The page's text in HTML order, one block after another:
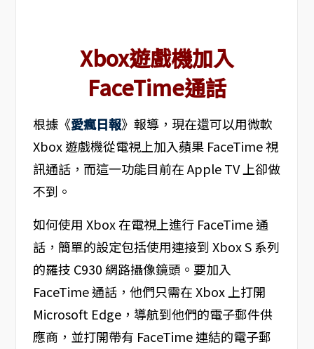
Xbox遊戲機加入
FaceTime通話
根據《愛瘋日報》報導，現在還可以用微軟
Xbox 遊戲機從電視上加入蘋果 FaceTime 視
訊通話，而這一功能目前在 Apple TV 上卻做
不到。
如何使用 Xbox 在電視上進行 FaceTime 通
話，簡單的設定包括使用連接到 Xbox S 系列
的羅技 C930 網路攝像鏡頭。要加入
FaceTime 通話，他們只需在 Xbox 上打開
Microsoft Edge，導航到他們的電子郵件供
應商，並打開帶有 FaceTime 連結的電子郵